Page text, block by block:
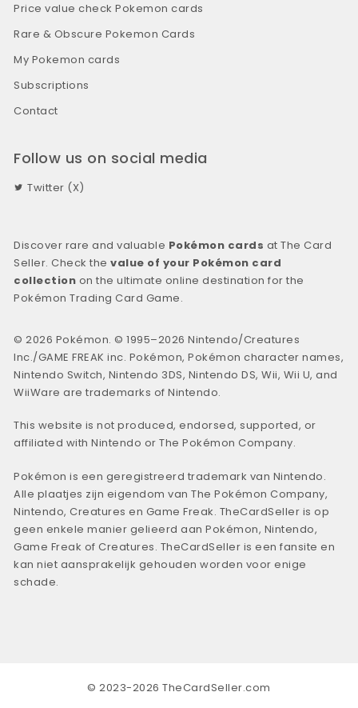
Price value check Pokemon cards
Rare & Obscure Pokemon Cards
My Pokemon cards
Subscriptions
Contact
Follow us on social media
Twitter (X)
Discover rare and valuable Pokémon cards at The Card
Seller. Check thevalue of your Pokémon card
collection on the ultimate online destination for the
Pokémon Trading Card Game.
© 2026 Pokémon. © 1995–2026 Nintendo/Creatures
Inc./GAME FREAK inc. Pokémon, Pokémon character names,
Nintendo Switch, Nintendo 3DS, Nintendo DS, Wii, Wii U, and
WiiWare are trademarks of Nintendo.
This website is not produced, endorsed, supported, or
affiliated with Nintendo or The Pokémon Company.
Pokémon is een geregistreerd trademark van Nintendo.
Alle plaatjes zijn eigendom van The Pokémon Company,
Nintendo, Creatures en Game Freak. TheCardSeller is op
geen enkele manier gelieerd aan Pokémon, Nintendo,
Game Freak of Creatures. TheCardSeller is een fansite en
kan niet aansprakelijk gehouden worden voor enige
schade.
© 2023-2026 TheCardSeller.com